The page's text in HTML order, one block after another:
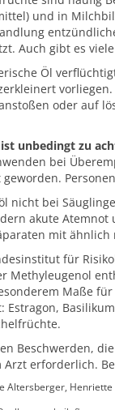
und in
Auch gibt es
Öl
oder auf
unbedingt zu
bei
geworden.
nicht bei
akute Atemnot
mit
für
Methyleugenol
Maße
Estragon,
Beschwerden,
Arzt erforderlich.
Altersberger, Henriette